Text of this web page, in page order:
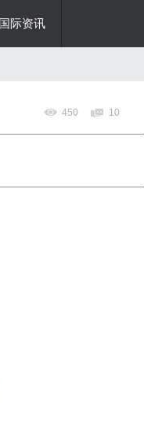
国际资讯
450 10